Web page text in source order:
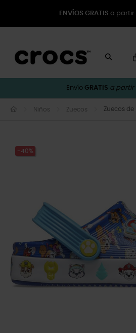
ENVÍOS GRATIS a partir
Envío GRATIS a partir
Niños Zuecos Zuecos
-40%